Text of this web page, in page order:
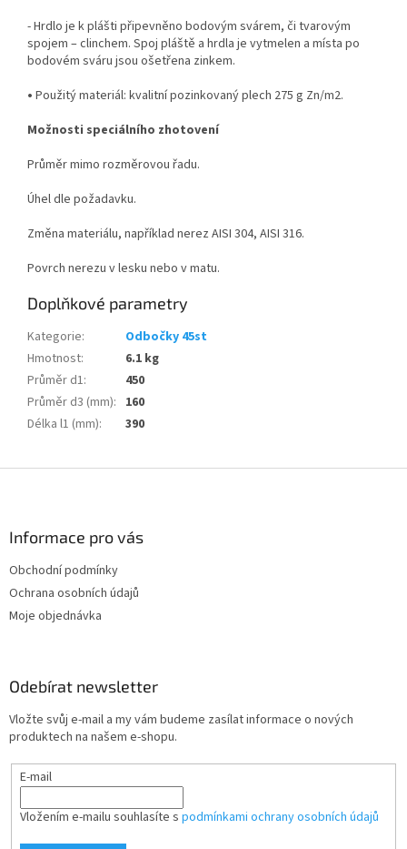
- Hrdlo je k plášti připevněno bodovým svárem, či tvarovým
spojem – clinchem. Spoj pláště a hrdla je vytmelen a místa po
bodovém sváru jsou ošetřena zinkem.
• Použitý materiál: kvalitní pozinkovaný plech 275 g Zn/m2.
Možnosti speciálního zhotovení
Průměr mimo rozměrovou řadu.
Úhel dle požadavku.
Změna materiálu, například nerez AISI 304, AISI 316.
Povrch nerezu v lesku nebo v matu.
Doplňkové parametry
Kategorie:
Odbočky 45st
Hmotnost:
6.1 kg
Průměr d1:
450
Průměr d3 (mm): 160
Délka l1 (mm): 390
Informace pro vás
Obchodní podmínky
Ochrana osobních údajů
Moje objednávka
Odebírat newsletter
Vložte svůj e-mail a my vám budeme zasílat informace o nových
produktech na našem e-shopu.
E-mail
Vložením e-mailu souhlasíte s podmínkami ochrany osobních údajů